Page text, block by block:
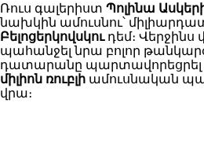
Ռուս գալերիստ Պոլինա
նախկին ամուսնու՝
Բելոցերկովսկուդեմ։ Վերջինս
պահանջել նրա բոլոր
դատարանը պարտավորեցրել
միլիոն ռուբլի ամուսնական
վրա։